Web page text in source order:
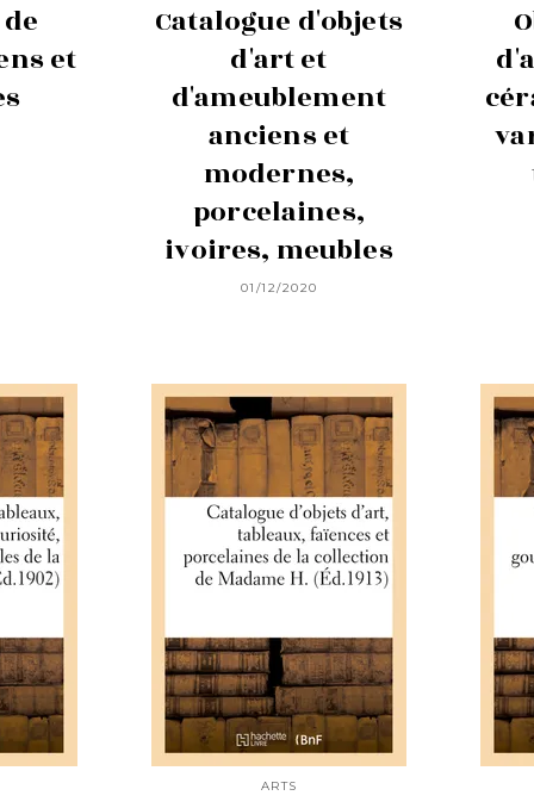
et
Catalogue d'objets
d'art et
d'ameublement
anciens et
modernes,
porcelaines,
ivoires, meubles
01/12/2020
ARTS